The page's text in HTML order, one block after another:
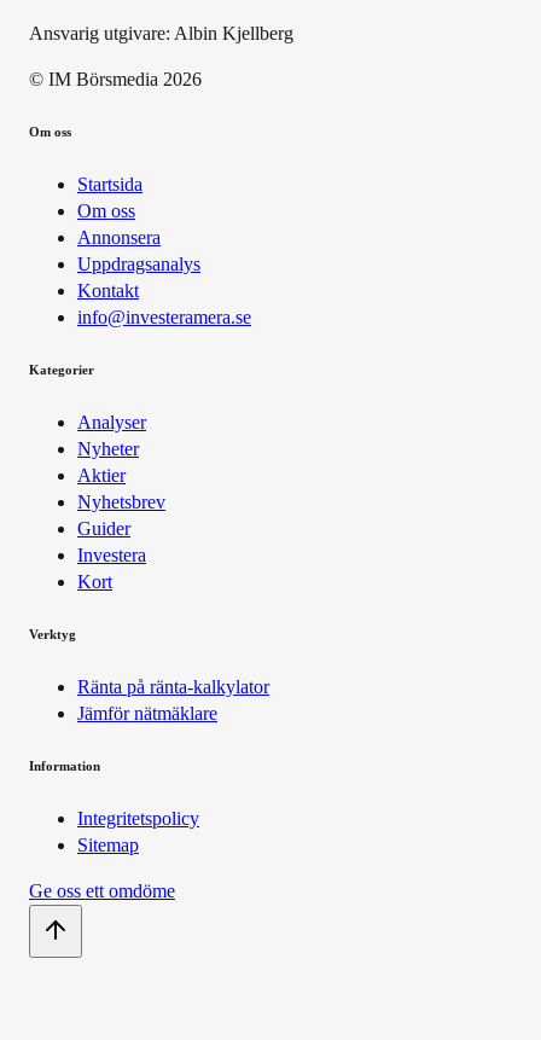
Ansvarig utgivare: Albin Kjellberg
© IM Börsmedia 2026
Om oss
Startsida
Om oss
Annonsera
Uppdragsanalys
Kontakt
info@investeramera.se
Kategorier
Analyser
Nyheter
Aktier
Nyhetsbrev
Guider
Investera
Kort
Verktyg
Ränta på ränta-kalkylator
Jämför nätmäklare
Information
Integritetspolicy
Sitemap
Ge oss ett omdöme